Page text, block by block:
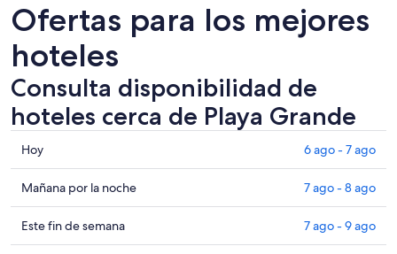
Ofertas para los mejores
hoteles
Consulta disponibilidad de
hoteles cerca de Playa Grande
Consultar
los
precios
cerca
de
Playa
Hoy 6 ago - 7 ago
Consultar
precios
cerca
de
Mañana por la noche 7 ago - 8 ago
Consultar
precios
Este fin de semana 7 ago - 9 ago